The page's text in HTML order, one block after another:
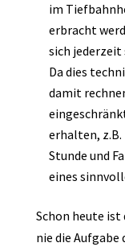
im
erbracht
sich
Da dies
damit
erhalten,
Stunde und
eines
Schon heute ist
nie die